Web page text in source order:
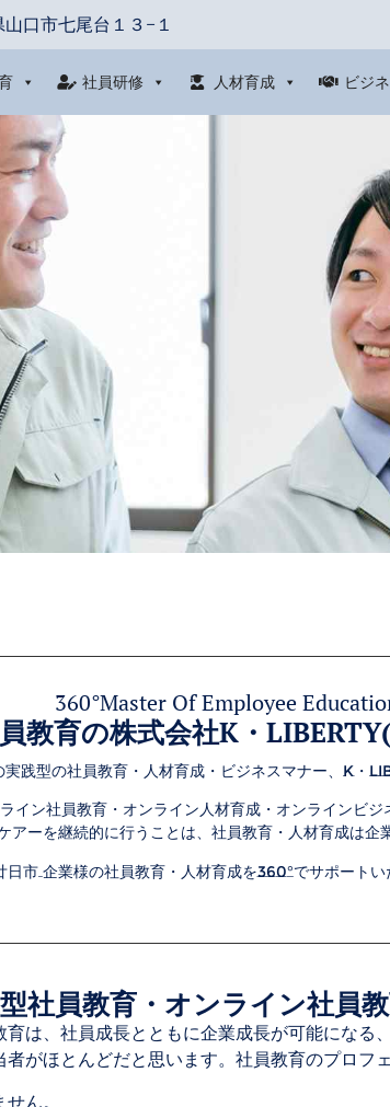
山口市七尾台１３−１
社員研修 人材育成 ビジ
360°Master Of Employee
教育の株式会社K・
実践型の社員教育・人材育成・ビジネスマナー、K・
イン社員教育・ オンライン人材育成・ オンラインビジ
アーを継続的に行うことは、社員教育・人材育成は企
日市 企業様の社員教育・人材育成を360°でサポートい
社員教育・オンライン社員
は、社員成長とともに企業成長が可能になる
がほとんどだと思います。社員教育のプロフ
ん。